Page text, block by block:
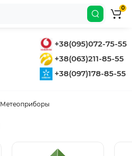
+38(095)072-75-55
+38(063)211-85-55
+38(097)178-85-55
0
Метеоприборы